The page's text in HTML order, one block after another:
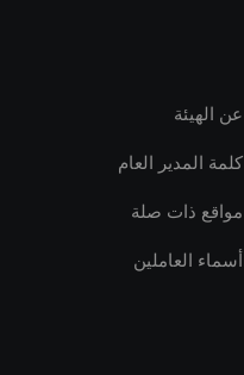
عن الهيئة
كلمة المدير العام
مواقع ذات صلة
أسماء العاملين